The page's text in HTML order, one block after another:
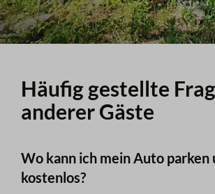
Häufig gestellte
anderer Gäste
Wo kann ich mein Auto parken
kostenlos?